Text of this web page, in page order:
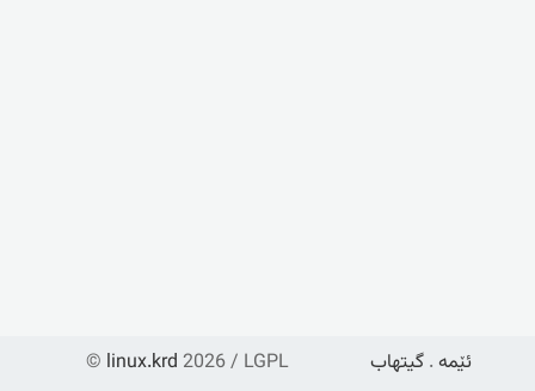
© linux.krd 2026 / LGPL ئێمە . گیتهاب